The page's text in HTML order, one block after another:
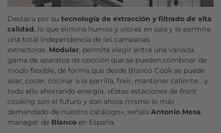
Destaca por su tecnología de extracción y filtrado de alta
calidad, lo que elimina humos y olores en sala y le permite
una total independencia de las campanas
extractoras. Modular, permite elegir entre una variada
gama de aparatos de cocción que se pueden combinar de
modo flexible, de forma que desde Blanco Cook se puede
asar, cocer, cocinar a la parrilla, freír, mantener caliente… y
todo ello ahorrando energía. «Estas estaciones de front
cooking son el futuro y son ahora mismo lo más
demandado de nuestro catálogo», señala Antonio Mesa,
manager de Blanco en España.